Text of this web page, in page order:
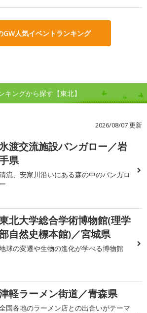
GW人気イベントランキング
キングから探す【東北】
2026/08/07 更新
渡交流施設バンガロー／岩
県
流、安家川沿いにある森の中のバンガロ
ー
北大学総合学術博物館(理学
自然史標本館)／宮城県
球の変遷や生物の進化が学べる博物館
軽ラーメン街道／青森県
国各地のラーメン店との出合いがテーマ